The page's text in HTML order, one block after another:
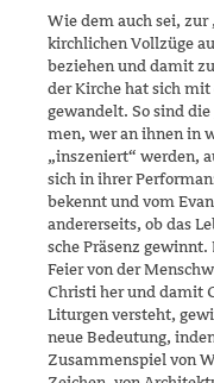
Wie dem auch sei, zur
kirchlichen Voll­züge
beziehen und damit
der Kirche hat sich
gewandelt. So sind
men, wer an ihnen in
„inszeniert“ werden,
sich in ihrer
bekennt und vom
andererseits, ob das
sche Präsenz
Feier von der
Christi her und damit
Liturgen versteht,
neue Bedeutung,
Zusammenspiel von